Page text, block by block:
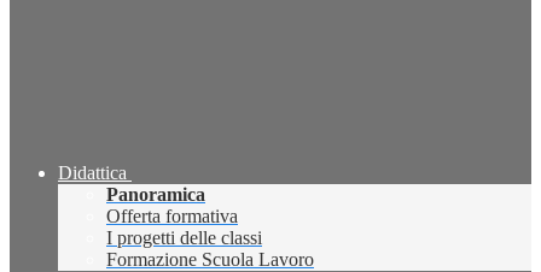
Didattica
Panoramica
Offerta formativa
I progetti delle classi
Formazione Scuola Lavoro